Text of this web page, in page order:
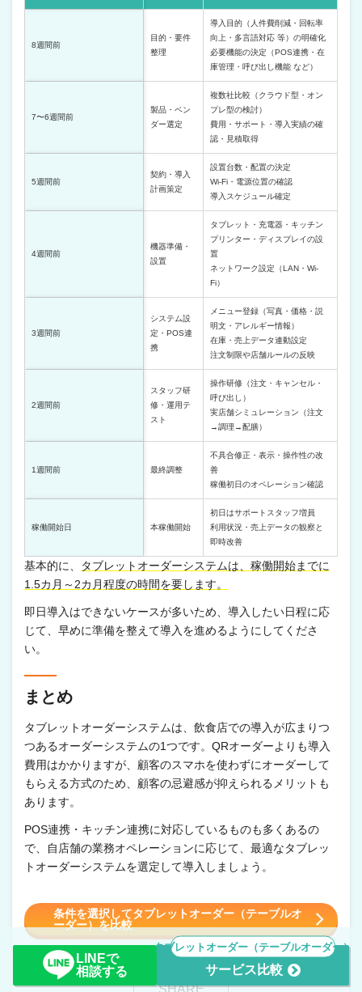
8週間前
目的・要件
整理
導入目的（人件費削減・回転率
向上・多言語対応 等）の明確化
必要機能の決定（POS連携・在
庫管理・呼び出し機能 など）
7〜6週間前
製品・ベン
ダー選定
複数社比較（クラウド型・オン
プレ型の検討）
費用・サポート・導入実績の確
認・見積取得
5週間前
契約・導入
計画策定
設置台数・配置の決定
Wi-Fi・電源位置の確認
導入スケジュール確定
4週間前
機器準備・
設置
タブレット・充電器・キッチン
プリンター・ディスプレイの設
置
ネットワーク設定（LAN・Wi-
Fi）
3週間前
システム設
定・POS連
携
メニュー登録（写真・価格・説
明文・アレルギー情報）
在庫・売上データ連動設定
注文制限や店舗ルールの反映
2週間前
スタッフ研
修・運用テ
スト
操作研修（注文・キャンセル・
呼び出し）
実店舗シミュレーション（注文
→調理→配膳）
1週間前 最終調整
不具合修正・表示・操作性の改
善
稼働初日のオペレーション確認
稼働開始日 本稼働開始
初日はサポートスタッフ増員
利用状況・売上データの観察と
即時改善
基本的に、
タブレットオーダーシステムは、稼働開始までに
1.5カ月～2カ月程度の時間を要します。
即日導入はできないケースが多いため、導入したい日程に応
じて、早めに準備を整えて導入を進めるようにしてくださ
い。
まとめ
タブレットオーダーシステムは、飲食店での導入が広まりつ
つあるオーダーシステムの1つです。QRオーダーよりも導入
費用はかかりますが、顧客のスマホを使わずにオーダーして
もらえる方式のため、顧客の忌避感が抑えられるメリットも
あります。
POS連携・キッチン連携に対応しているものも多くあるの
で、自店舗の業務オペレーションに応じて、最適なタブレッ
トオーダーシステムを選定して導入しましょう。
条件を選択してタブレットオーダー（テーブルオ
ーダー）を比較
LINEで
相談する
タブレットオーダー（テーブルオーダー）
サービス比較